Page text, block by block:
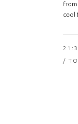
from
cool
/